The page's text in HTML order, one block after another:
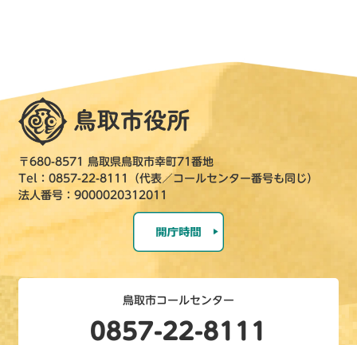
〒680-8571 鳥取県鳥取市幸町71番地
Tel：0857-22-8111（代表／コールセンター番号も同じ）
法人番号：9000020312011
鳥取市コールセンター
0857-22-8111